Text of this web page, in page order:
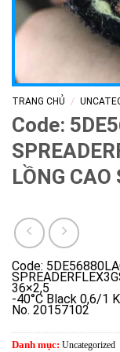
TRANG CHỦ /
Code:
LỒNG CAO
Code:
36×2,5
-40°C Black 0,6/1
No. 20157102
Danh mục: Uncategorized